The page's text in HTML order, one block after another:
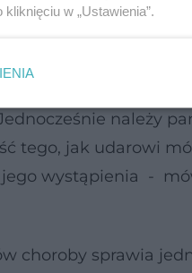
odpowiadają
należy
tego, jak udarowi
wystąpienia -
choroby sprawia
kliknięciu w „Ustawienia”.